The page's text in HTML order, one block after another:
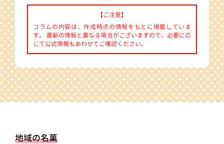
【ご注意】
コラムの内容は、作成時点の情報をもとに掲載していま
す。 最新の情報と異なる場合がございますので、必要に応
じて公式情報もあわせてご確認ください。
地域の名菓